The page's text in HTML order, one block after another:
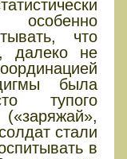
особенно
что
далеко не
была
тупого
стали
в